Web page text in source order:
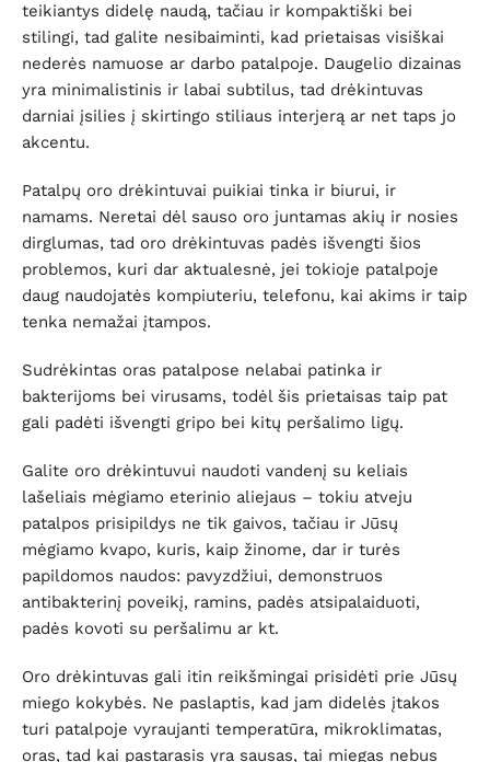
teikiantys didelę naudą, tačiau ir kompaktiški bei
stilingi, tad galite nesibaiminti, kad prietaisas visiškai
nederės namuose ar darbo patalpoje. Daugelio dizainas
yra minimalistinis ir labai subtilus, tad drėkintuvas
darniai įsilies į skirtingo stiliaus interjerą ar net taps jo
akcentu.
Patalpų oro drėkintuvai puikiai tinka ir biurui, ir
namams. Neretai dėl sauso oro juntamas akių ir nosies
dirglumas, tad oro drėkintuvas padės išvengti šios
problemos, kuri dar aktualesnė, jei tokioje patalpoje
daug naudojatės kompiuteriu, telefonu, kai akims ir taip
tenka nemažai įtampos.
Sudrėkintas oras patalpose nelabai patinka ir
bakterijoms bei virusams, todėl šis prietaisas taip pat
gali padėti išvengti gripo bei kitų peršalimo ligų.
Galite oro drėkintuvui naudoti vandenį su keliais
lašeliais mėgiamo eterinio aliejaus – tokiu atveju
patalpos prisipildys ne tik gaivos, tačiau ir Jūsų
mėgiamo kvapo, kuris, kaip žinome, dar ir turės
papildomos naudos: pavyzdžiui, demonstruos
antibakterinį poveikį, ramins, padės atsipalaiduoti,
padės kovoti su peršalimu ar kt.
Oro drėkintuvas gali itin reikšmingai prisidėti prie Jūsų
miego kokybės. Ne paslaptis, kad jam didelės įtakos
turi patalpoje vyraujanti temperatūra, mikroklimatas,
oras, tad kai pastarasis yra sausas, tai miegas nebus